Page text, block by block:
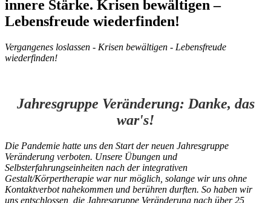
innere Stärke. Krisen bewältigen –
Lebensfreude wiederfinden!
Vergangenes loslassen - Krisen bewältigen - Lebensfreude
wiederfinden!
Jahresgruppe Veränderung: Danke, das
war's!
Die Pandemie hatte uns den Start der neuen Jahresgruppe
Veränderung verboten. Unsere Übungen und
Selbsterfahrungseinheiten nach der integrativen
Gestalt/Körpertherapie war nur möglich, solange wir uns ohne
Kontaktverbotnahekommen und berühren durften. So haben wir
uns entschlossen, die Jahresgruppe Veränderung nach über 25